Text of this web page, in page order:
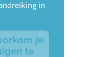
in
je
te